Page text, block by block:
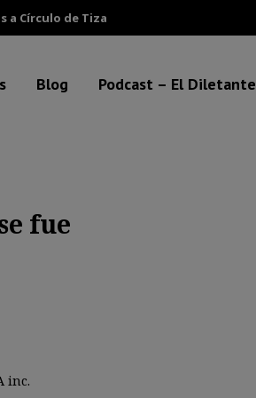
a Círculo de Tiza
Blog Podcast – El Diletante
fue
inc.